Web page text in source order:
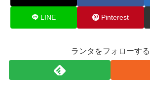
LINE Pinterest
ランタをフォローする